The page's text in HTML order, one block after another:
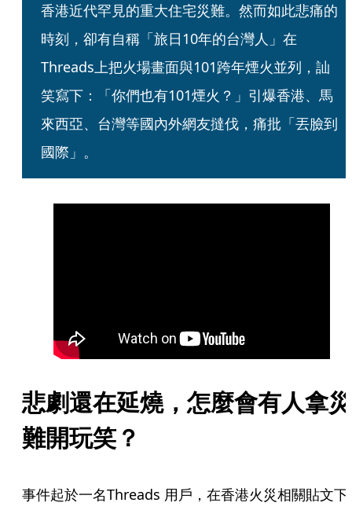
香港近代罕見的重大住宅災難。然而如此悲痛的
時刻，卻有自稱「旅日10年的台灣人」在
Threads上把火場畫面與101跨年煙火並列，訕
笑寫下：「你們也有101煙火？」引爆香港、馬
來西亞、台灣等國內外網友撻伐，痛批「丟臉到
國際」。
悲劇還在延燒，怎麼會有人拿災
難開玩笑？
事件起於一名Threads 用戶，在香港火災相關貼文下